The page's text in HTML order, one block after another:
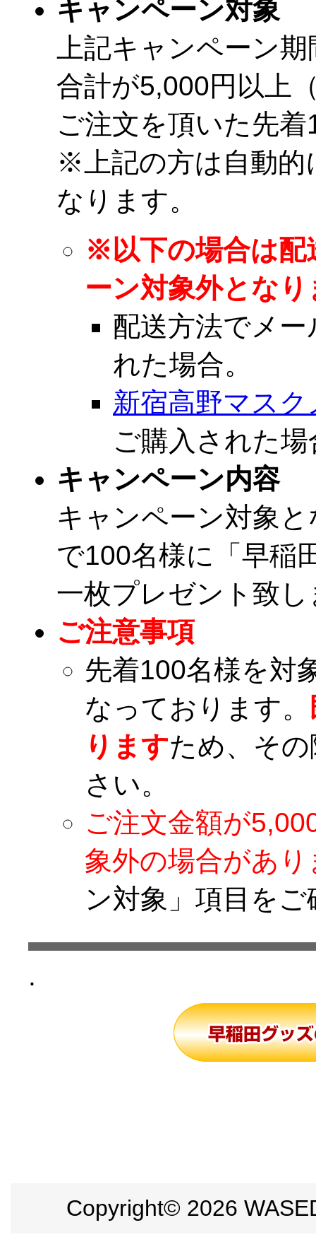
キャンペーン対象
上記キャンペーン
合計が5,000円以上
ご注文を頂いた先
※上記の方は自動的
なります。
※以下の場合は配
ーン対象外となり
配送方法でメ
れた場合。
新宿高野マス
ご購入された場
キャンペーン内容
キャンペーン対象
で100名様に「早稲
一枚プレゼント致し
ご注意事項
先着100名様を対
なっております。
りますため、そ
さい。
ご注文金額が
象外の場合があり
ン対象」項目を
.
Copyright© 2026